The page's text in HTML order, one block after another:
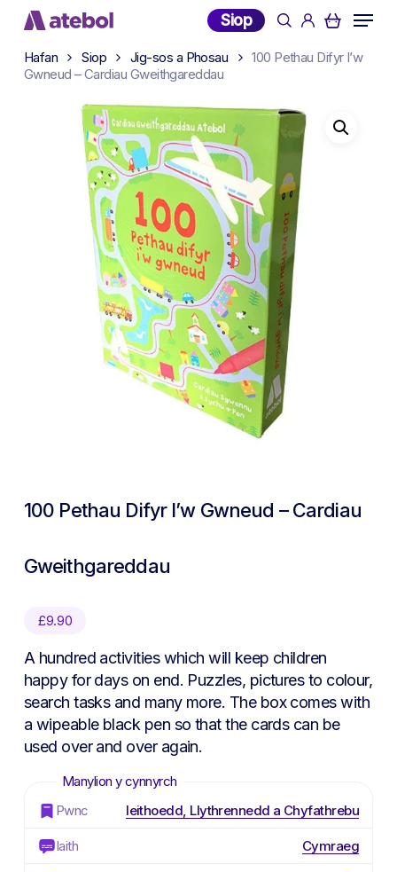
Skip
main
content
Siop searchaccount
Menu
Hafan Siop Jig-sos a Phosau
100 Pethau Difyr I’w
Gwneud – Cardiau Gweithgareddau
100 Pethau Difyr I’w Gwneud – Cardiau
Gweithgareddau
£9.90
A hundred activities which will keep children
happy for days on end. Puzzles, pictures to colour,
search tasks and many more. The box comes with
a wipeable black pen so that the cards can be
used over and over again.
Pwnc Ieithoedd, Llythrennedd a Chyfathrebu
Iaith Cymraeg